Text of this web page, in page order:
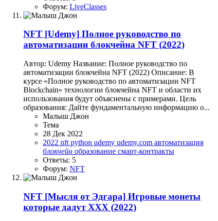
Форум: LiveClasses
NFT [Udemy] Полное руководство по
автоматизации блокчейна NFT (2022)
Автор: Udemy Название: Полное руководство по
автоматизации блокчейна NFT (2022) Описание: В
курсе «Полное руководство по автоматизации NFT
Blockchain» технологии блокчейна NFT и области их
использования будут объяснены с примерами. Цель
образования: Дайте фундаментальную информацию о...
Малыш Джон
Тема
28 Дек 2022
2022 nft python udemy udemy.com автоматизация
блокчейн образование смарт-контракты
Ответы: 5
Форум: NFT
NFT [Мысля от Эдгара] Игровые монеты
которые дадут ХХХ (2022)